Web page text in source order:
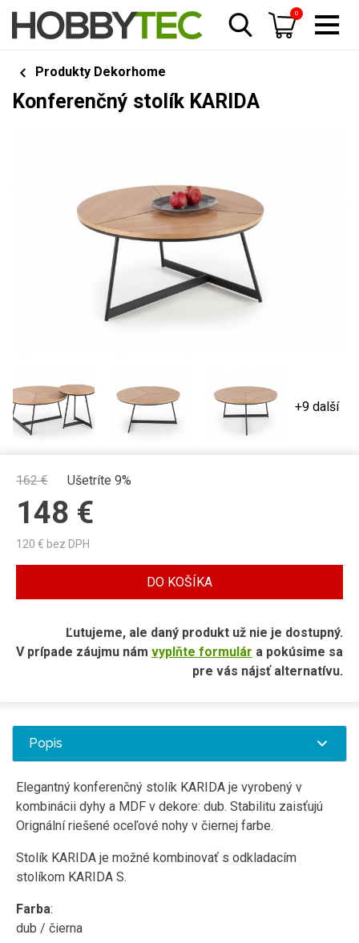
0
Produkty Dekorhome
Konferenčný stolík KARIDA
+9 další
162€ Ušetríte 9%
148 €
120 € bez DPH
DO KOŠÍKA
Ľutujeme, ale daný produkt už nie je dostupný.
V prípade záujmu nám vyplňte formulár a pokúsime sa
pre vás nájsť alternatívu.
Popis
Elegantný konferenčný stolík KARIDA je vyrobený v
kombinácii dyhy a MDF v dekore: dub. Stabilitu zaisťujú
Orignální riešené oceľové nohy v čiernej farbe.
Stolík KARIDA je možné kombinovať s odkladacím
stolíkom KARIDA S.
Farba:
dub / čierna